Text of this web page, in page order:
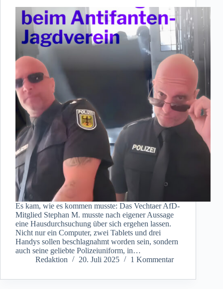
Es kam, wie es kommen musste: Das Vechtaer AfD-
Mitglied Stephan M. musste nach eigener Aussage
eine Hausdurchsuchung über sich ergehen lassen.
Nicht nur ein Computer, zwei Tablets und drei
Handys sollen beschlagnahmt worden sein, sondern
auch seine geliebte Polizeiuniform, in…
Redaktion
20. Juli 2025 1 Kommentar